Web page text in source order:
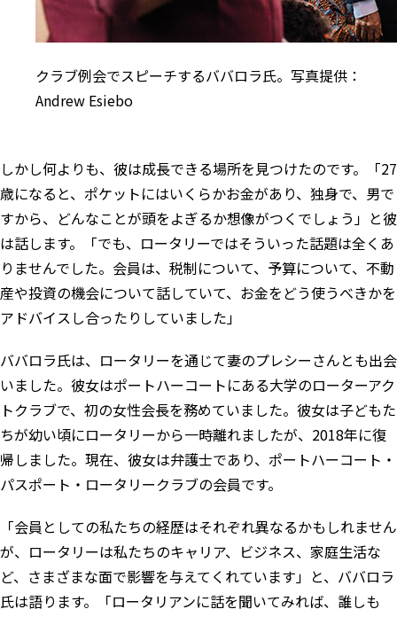
クラブ例会でスピーチするババロラ氏。写真提供：
Andrew Esiebo
しかし何よりも、彼は成長できる場所を見つけたのです。「27
歳になると、ポケットにはいくらかお金があり、独身で、男で
すから、どんなことが頭をよぎるか想像がつくでしょう」と彼
は話します。「でも、ロータリーではそういった話題は全くあ
りませんでした。会員は、税制について、予算について、不動
産や投資の機会について話していて、お金をどう使うべきかを
アドバイスし合ったりしていました」
ババロラ氏は、ロータリーを通じて妻のプレシーさんとも出会
いました。彼女はポートハーコートにある大学のローターアク
トクラブで、初の女性会長を務めていました。彼女は子どもた
ちが幼い頃にロータリーから一時離れましたが、2018年に復
帰しました。現在、彼女は弁護士であり、ポートハーコート・
パスポート・ロータリークラブの会員です。
「会員としての私たちの経歴はそれぞれ異なるかもしれません
が、ロータリーは私たちのキャリア、ビジネス、家庭生活な
ど、さまざまな面で影響を与えてくれています」と、ババロラ
氏は語ります。「ロータリアンに話を聞いてみれば、誰しも